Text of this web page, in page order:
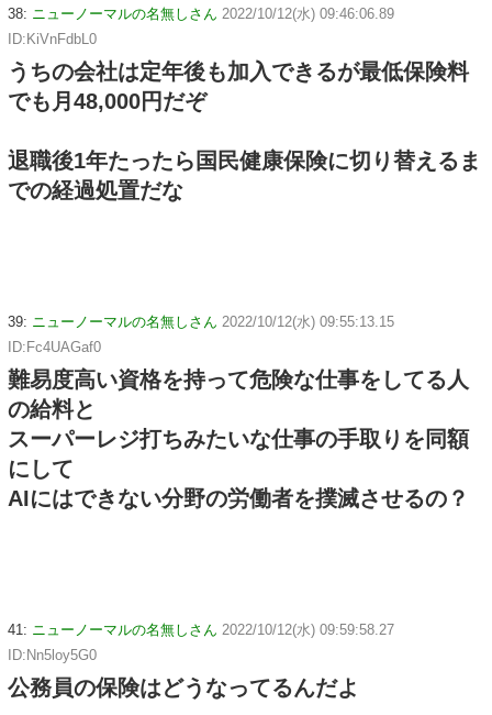
38: ニューノーマルの名無しさん 2022/10/12(水) 09:46:06.89
ID:KiVnFdbL0
うちの会社は定年後も加入できるが最低保険料
でも月48,000円だぞ
退職後1年たったら国民健康保険に切り替えるま
での経過処置だな
39: ニューノーマルの名無しさん 2022/10/12(水) 09:55:13.15
ID:Fc4UAGaf0
難易度高い資格を持って危険な仕事をしてる人
の給料と
スーパーレジ打ちみたいな仕事の手取りを同額
にして
AIにはできない分野の労働者を撲滅させるの？
41: ニューノーマルの名無しさん 2022/10/12(水) 09:59:58.27
ID:Nn5loy5G0
公務員の保険はどうなってるんだよ